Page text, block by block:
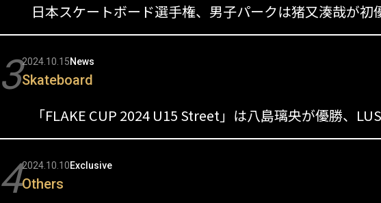
32024.10.15News
Skateboard
42024.10.10Exclusive
Others